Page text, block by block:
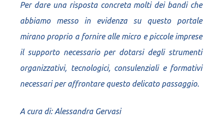
Per dare una risposta concreta molti dei bandi che
abbiamo messo in evidenza su questo portale
mirano proprio a fornire alle micro e piccole imprese
il supporto necessario per dotarsi degli strumenti
organizzativi, tecnologici, consulenziali e formativi
necessari per affrontare questo delicato passaggio.
A cura di: Alessandra Gervasi